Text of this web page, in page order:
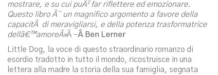
mostrare, e su cui puÃ² far riflettere ed emozionare.
Questo libro Ã¨ un magnifico argomento a favore della
capacitÃ di meravigliarsi, e della potenza trasformatrice
dellâ€™amoreÂ»Â –Â Ben Lerner
Little Dog, la voce di questo straordinario romanzo di
esordio tradotto in tutto il mondo, ricostruisce in una
lettera alla madre la storia della sua famiglia, segnata